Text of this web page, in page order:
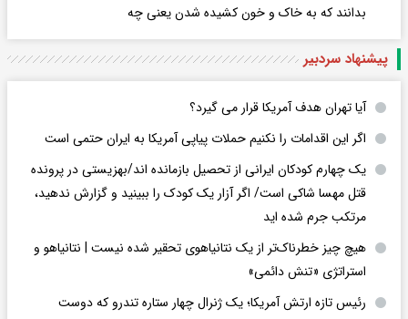
بدانند که به خاک و خون کشیده شدن یعنی چه
پیشنهاد سردبیر
آیا تهران هدف آمریکا قرار می گیرد؟
اگر این اقدامات را نکنیم حملات پیاپی آمریکا به ایران حتمی است
یک چهارم کودکان ایرانی از تحصیل بازمانده اند/بهزیستی در پرونده
قتل مهسا شاکی است/ اگر آزار یک کودک را ببینید و گزارش ندهید،
مرتکب جرم شده اید
هیچ چیز خطرناک‌تر از یک نتانیاهوی تحقیر شده نیست | نتانیاهو و
استراتژی «تنش دائمی»
رئیس تازه ارتش آمریکا؛ یک ژنرال چهار ستاره تندرو که دوست